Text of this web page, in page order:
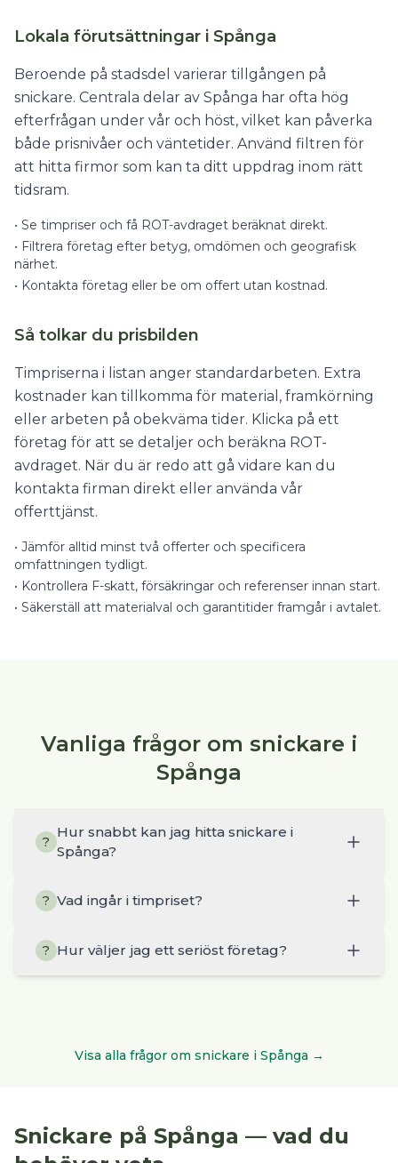
Lokala förutsättningar i Spånga
Beroende på stadsdel varierar tillgången på
snickare. Centrala delar av Spånga har ofta hög
efterfrågan under vår och höst, vilket kan påverka
både prisnivåer och väntetider. Använd filtren för
att hitta firmor som kan ta ditt uppdrag inom rätt
tidsram.
• Se timpriser och få ROT-avdraget beräknat direkt.
• Filtrera företag efter betyg, omdömen och geografisk
närhet.
• Kontakta företag eller be om offert utan kostnad.
Så tolkar du prisbilden
Timpriserna i listan anger standardarbeten. Extra
kostnader kan tillkomma för material, framkörning
eller arbeten på obekväma tider. Klicka på ett
företag för att se detaljer och beräkna ROT-
avdraget. När du är redo att gå vidare kan du
kontakta firman direkt eller använda vår
offerttjänst.
• Jämför alltid minst två offerter och specificera
omfattningen tydligt.
• Kontrollera F-skatt, försäkringar och referenser innan start.
• Säkerställ att materialval och garantitider framgår i avtalet.
Vanliga frågor om snickare i
Spånga
?
Hur snabbt kan jag hitta snickare i
Spånga?
? Vad ingår i timpriset?
? Hur väljer jag ett seriöst företag?
Visa alla frågor om snickare i Spånga →
Snickare på Spånga — vad du